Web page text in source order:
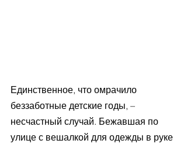
Единственное, что омрачило
беззаботные детские годы, –
несчастный случай. Бежавшая по
улице с вешалкой для одежды в руке